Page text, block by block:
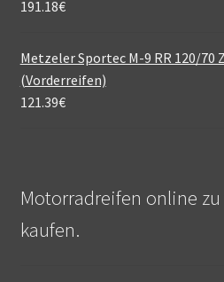
191.18€
Metzeler Sportec M-9 RR 120/70
(Vorderreifen)
121.39€
Motorradreifen online
kaufen.